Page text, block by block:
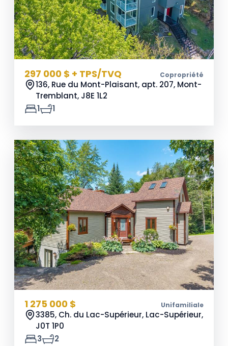
297 000 $ + TPS/TVQ Copropriété
136, Rue du Mont-Plaisant, apt. 207, Mont-
Tremblant, J8E 1L2
1
1
1 275 000 $ Unifamiliale
3385, Ch. du Lac-Supérieur, Lac-Supérieur,
J0T 1P0
3
2